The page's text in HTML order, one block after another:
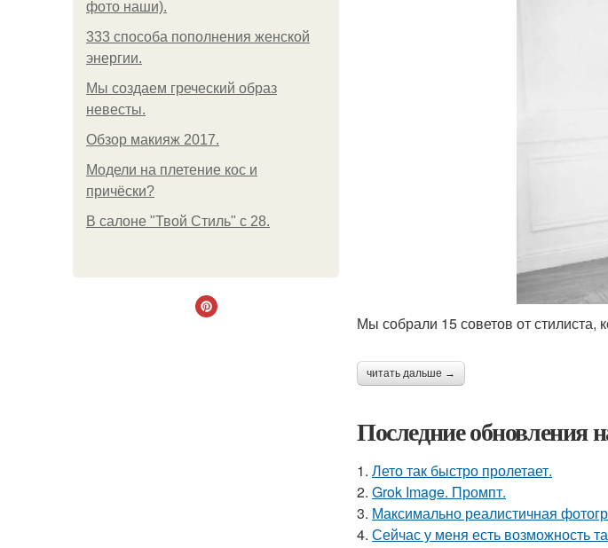
фото наши).
333 способа пополнения женской
энергии.
Мы создаем греческий образ
невесты.
Обзор макияж 2017.
Модели на плетение кос и
причёски?
В салоне "Твой Стиль" с 28.
Мы собрали 15 советов от
читать дальше →
Последние обновления
1. Лето так быстро пролетает.
2. Grok Image. Промпт.
3. Максимально реалистичная
4. Сейчас у меня есть возможность